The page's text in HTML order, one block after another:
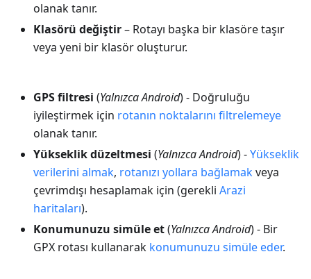
olanak tanır.
Klasörü değiştir– Rotayı başka bir klasöre taşır
veya yeni bir klasör oluşturur.
GPS filtresi (Yalnızca Android) - Doğruluğu
iyileştirmek için rotanın noktalarını filtrelemeye
olanak tanır.
Yükseklik düzeltmesi (Yalnızca Android) -Yükseklik
verilerini almak, rotanızı yollara bağlamakveya
çevrimdışı hesaplamak için (gerekli Arazi
haritaları).
Konumunuzu simüle et(Yalnızca Android) - Bir
GPX rotası kullanarak konumunuzu simüle eder.